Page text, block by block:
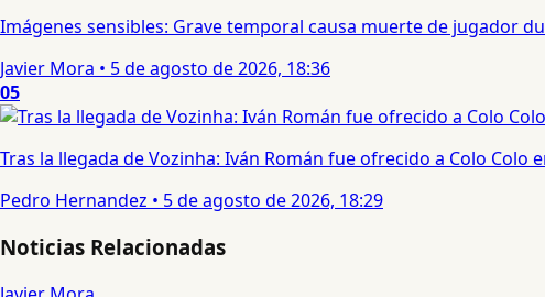
Imágenes sensibles: Grave temporal causa muerte de jugador
Javier Mora • 5 de agosto de 2026, 18:36
05
Tras la llegada de Vozinha: Iván Román fue ofrecido a Colo Colo
Pedro Hernandez • 5 de agosto de 2026, 18:29
Noticias Relacionadas